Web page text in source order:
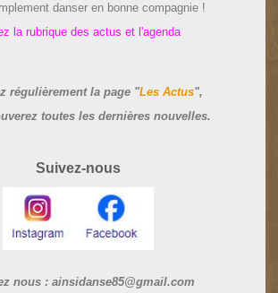
danser en bonne compagnie !
la rubrique des actus et l'agenda
régulièrement la page "Les Actus",
toutes les dernières nouvelles.
Suivez-nous
nous : ainsidanse85@gmail.com